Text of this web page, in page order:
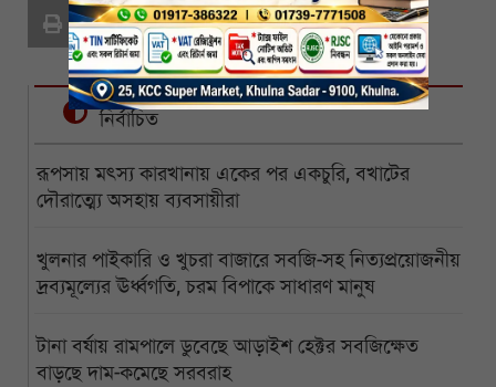
Print
নির্বাচিত
রূপসায় মৎস্য কারখানায় একের পর একচুরি, বখাটের
দৌরাত্ম্যে অসহায় ব্যবসায়ীরা
খুলনার পাইকারি ও খুচরা বাজারে সবজি-সহ নিত্যপ্রয়োজনীয়
দ্রব্যমূল্যের ঊর্ধ্বগতি, চরম বিপাকে সাধারণ মানুষ
টানা বর্ষায় রামপালে ডুবেছে আড়াইশ হেক্টর সবজিক্ষেত
বাড়ছে দাম-কমেছে সরবরাহ